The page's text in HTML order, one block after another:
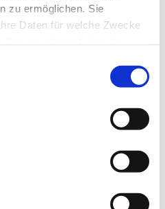
zu ermöglichen. Sie
Daten für welche Zwecke
widerrufen
geografische Lage erfassen,
Scannen nach bestimmten
wie Ihre persönlichen Daten